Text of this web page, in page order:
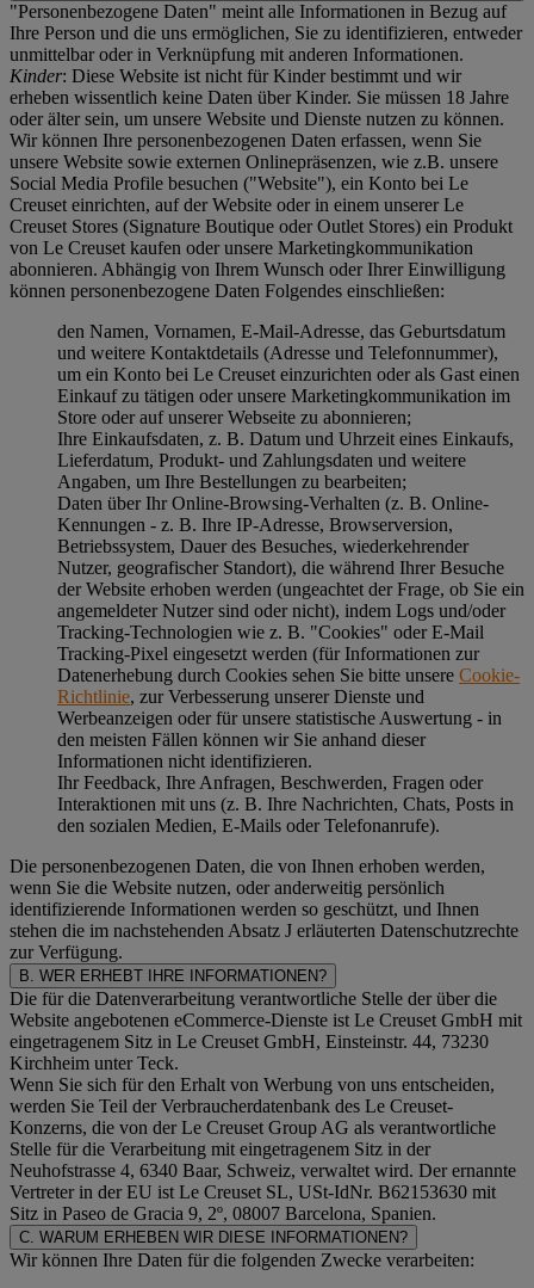
"Personenbezogene Daten" meint alle Informationen in Bezug auf
Ihre Person und die uns ermöglichen, Sie zu identifizieren, entweder
unmittelbar oder in Verknüpfung mit anderen Informationen.
Kinder: Diese Website ist nicht für Kinder bestimmt und wir
erheben wissentlich keine Daten über Kinder. Sie müssen 18 Jahre
oder älter sein, um unsere Website und Dienste nutzen zu können.
Wir können Ihre personenbezogenen Daten erfassen, wenn Sie
unsere Website sowie externen Onlinepräsenzen, wie z.B. unsere
Social Media Profile besuchen ("Website"), ein Konto bei Le
Creuset einrichten, auf der Website oder in einem unserer Le
Creuset Stores (Signature Boutique oder Outlet Stores) ein Produkt
von Le Creuset kaufen oder unsere Marketingkommunikation
abonnieren. Abhängig von Ihrem Wunsch oder Ihrer Einwilligung
können personenbezogene Daten Folgendes einschließen:
den Namen, Vornamen, E-Mail-Adresse, das Geburtsdatum
und weitere Kontaktdetails (Adresse und Telefonnummer),
um ein Konto bei Le Creuset einzurichten oder als Gast einen
Einkauf zu tätigen oder unsere Marketingkommunikation im
Store oder auf unserer Webseite zu abonnieren;
Ihre Einkaufsdaten, z. B. Datum und Uhrzeit eines Einkaufs,
Lieferdatum, Produkt- und Zahlungsdaten und weitere
Angaben, um Ihre Bestellungen zu bearbeiten;
Daten über Ihr Online-Browsing-Verhalten (z. B. Online-
Kennungen - z. B. Ihre IP-Adresse, Browserversion,
Betriebssystem, Dauer des Besuches, wiederkehrender
Nutzer, geografischer Standort), die während Ihrer Besuche
der Website erhoben werden (ungeachtet der Frage, ob Sie ein
angemeldeter Nutzer sind oder nicht), indem Logs und/oder
Tracking-Technologien wie z. B. "Cookies" oder E-Mail
Tracking-Pixel eingesetzt werden (für Informationen zur
Datenerhebung durch Cookies sehen Sie bitte unsere Cookie-
Richtlinie, zur Verbesserung unserer Dienste und
Werbeanzeigen oder für unsere statistische Auswertung - in
den meisten Fällen können wir Sie anhand dieser
Informationen nicht identifizieren.
Ihr Feedback, Ihre Anfragen, Beschwerden, Fragen oder
Interaktionen mit uns (z. B. Ihre Nachrichten, Chats, Posts in
den sozialen Medien, E-Mails oder Telefonanrufe).
Die personenbezogenen Daten, die von Ihnen erhoben werden,
wenn Sie die Website nutzen, oder anderweitig persönlich
identifizierende Informationen werden so geschützt, und Ihnen
stehen die im nachstehenden Absatz J erläuterten Datenschutzrechte
zur Verfügung.
B. WER ERHEBT IHRE INFORMATIONEN?
Die für die Datenverarbeitung verantwortliche Stelle der über die
Website angebotenen eCommerce-Dienste ist Le Creuset GmbH mit
eingetragenem Sitz in Le Creuset GmbH, Einsteinstr. 44, 73230
Kirchheim unter Teck.
Wenn Sie sich für den Erhalt von Werbung von uns entscheiden,
werden Sie Teil der Verbraucherdatenbank des Le Creuset-
Konzerns, die von der Le Creuset Group AG als verantwortliche
Stelle für die Verarbeitung mit eingetragenem Sitz in der
Neuhofstrasse 4, 6340 Baar, Schweiz, verwaltet wird. Der ernannte
Vertreter in der EU ist Le Creuset SL, USt-IdNr. B62153630 mit
Sitz in Paseo de Gracia 9, 2º, 08007 Barcelona, Spanien.
C. WARUM ERHEBEN WIR DIESE INFORMATIONEN?
Wir können Ihre Daten für die folgenden Zwecke verarbeiten: